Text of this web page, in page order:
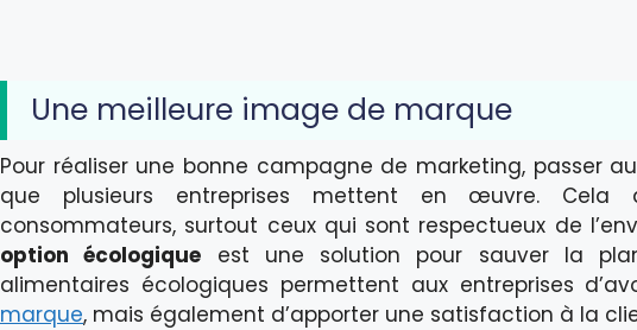
Une meilleure image de marque
Pour réaliser une bonne campagne de marketing, passer
que plusieurs entreprises mettent en œuvre. Cela
consommateurs, surtout ceux qui sont respectueux de
option écologique est une solution pour sauver la
alimentaires écologiques permettent aux entreprises
marque, mais également d’apporter une satisfaction à la